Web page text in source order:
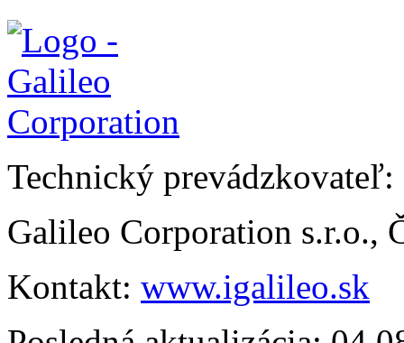
Technický prevádzkovateľ:
Galileo Corporation s.r.o.,
Kontakt: www.igalileo.sk